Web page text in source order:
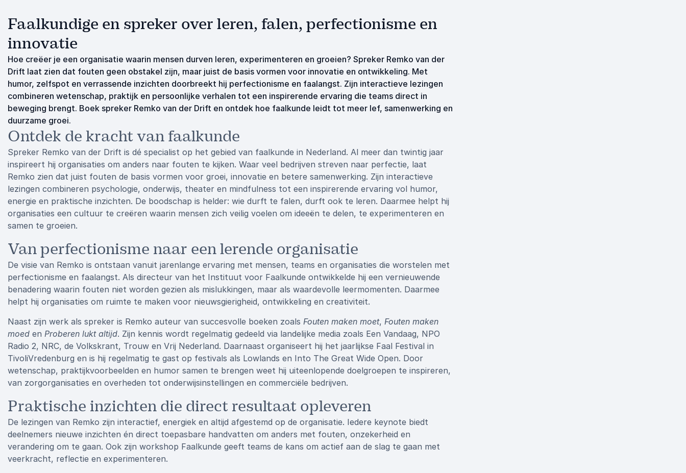
Faalkundige en spreker over leren, falen, perfectionisme en
innovatie
Hoe creëer je een organisatie waarin mensen durven leren, experimenteren en groeien? Spreker Remko van der
Drift laat zien dat fouten geen obstakel zijn, maar juist de basis vormen voor innovatie en ontwikkeling. Met
humor, zelfspot en verrassende inzichten doorbreekt hij perfectionisme en faalangst. Zijn interactieve lezingen
combineren wetenschap, praktijk en persoonlijke verhalen tot een inspirerende ervaring die teams direct in
beweging brengt. Boek spreker Remko van der Drift en ontdek hoe faalkunde leidt tot meer lef, samenwerking en
duurzame groei.
Ontdek de kracht van faalkunde
Spreker Remko van der Drift is dé specialist op het gebied van faalkunde in Nederland. Al meer dan twintig jaar
inspireert hij organisaties om anders naar fouten te kijken. Waar veel bedrijven streven naar perfectie, laat
Remko zien dat juist fouten de basis vormen voor groei, innovatie en betere samenwerking. Zijn interactieve
lezingen combineren psychologie, onderwijs, theater en mindfulness tot een inspirerende ervaring vol humor,
energie en praktische inzichten. De boodschap is helder: wie durft te falen, durft ook te leren. Daarmee helpt hij
organisaties een cultuur te creëren waarin mensen zich veilig voelen om ideeën te delen, te experimenteren en
samen te groeien.
Van perfectionisme naar een lerende organisatie
De visie van Remko is ontstaan vanuit jarenlange ervaring met mensen, teams en organisaties die worstelen met
perfectionisme en faalangst. Als directeur van het Instituut voor Faalkunde ontwikkelde hij een vernieuwende
benadering waarin fouten niet worden gezien als mislukkingen, maar als waardevolle leermomenten. Daarmee
helpt hij organisaties om ruimte te maken voor nieuwsgierigheid, ontwikkeling en creativiteit.
Naast zijn werk als spreker is Remko auteur van succesvolle boeken zoals Fouten maken moet, Fouten maken
moed en Proberen lukt altijd. Zijn kennis wordt regelmatig gedeeld via landelijke media zoals Een Vandaag, NPO
Radio 2, NRC, de Volkskrant, Trouw en Vrij Nederland. Daarnaast organiseert hij het jaarlijkse Faal Festival in
TivoliVredenburg en is hij regelmatig te gast op festivals als Lowlands en Into The Great Wide Open. Door
wetenschap, praktijkvoorbeelden en humor samen te brengen weet hij uiteenlopende doelgroepen te inspireren,
van zorgorganisaties en overheden tot onderwijsinstellingen en commerciële bedrijven.
Praktische inzichten die direct resultaat opleveren
De lezingen van Remko zijn interactief, energiek en altijd afgestemd op de organisatie. Iedere keynote biedt
deelnemers nieuwe inzichten én direct toepasbare handvatten om anders met fouten, onzekerheid en
verandering om te gaan. Ook zijn workshop Faalkunde geeft teams de kans om actief aan de slag te gaan met
veerkracht, reflectie en experimenteren.